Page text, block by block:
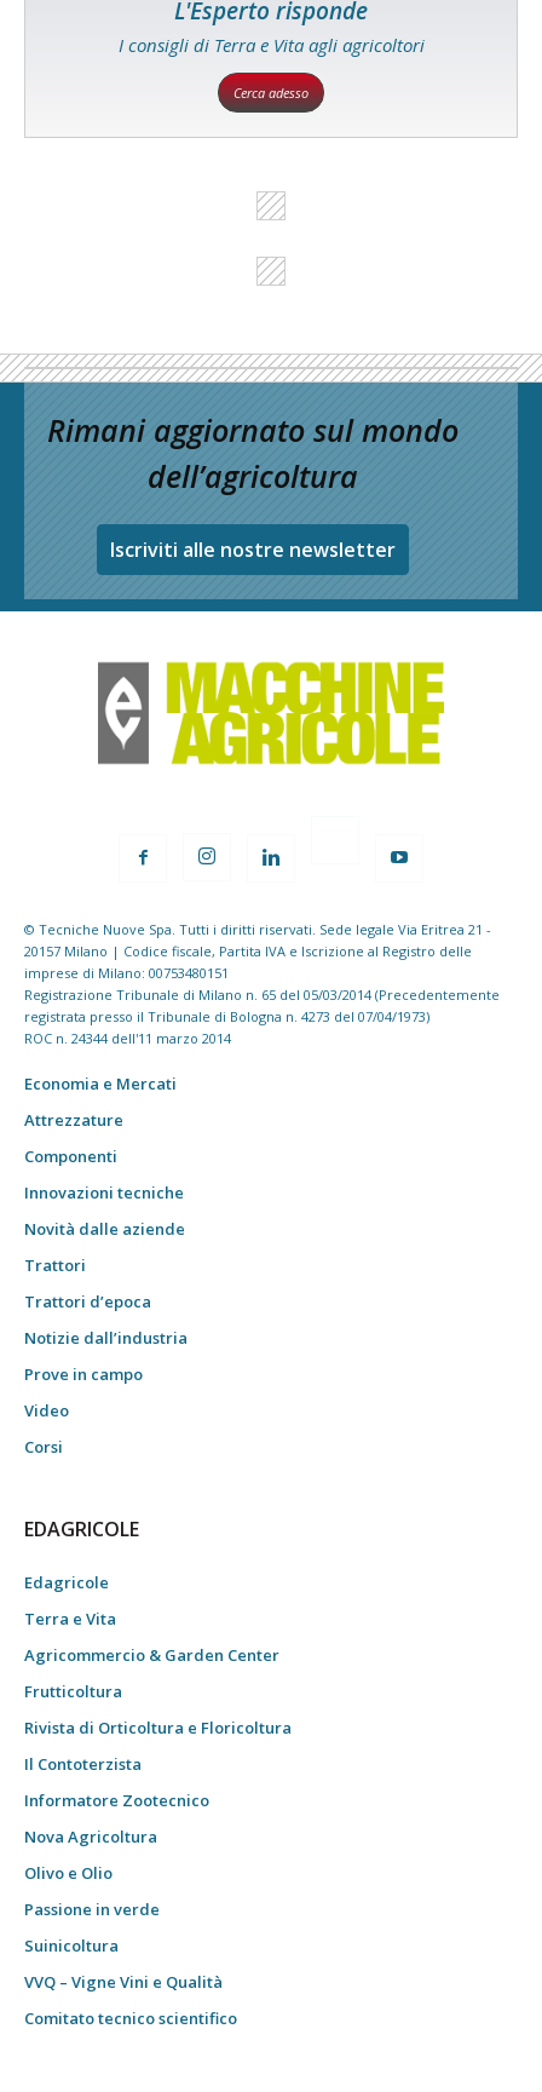
L'Esperto risponde
I consigli di Terra e Vita agli agricoltori
Cerca adesso
Rimani aggiornato sul mondo
dell’agricoltura
Iscriviti alle nostre newsletter
© Tecniche Nuove Spa. Tutti i diritti riservati. Sede legale Via Eritrea 21 -
20157 Milano | Codice fiscale, Partita IVA e Iscrizione al Registro delle
imprese di Milano: 00753480151
Registrazione Tribunale di Milano n. 65 del 05/03/2014 (Precedentemente
registrata presso il Tribunale di Bologna n. 4273 del 07/04/1973)
ROC n. 24344 dell'11 marzo 2014
Economia e Mercati
Attrezzature
Componenti
Innovazioni tecniche
Novità dalle aziende
Trattori
Trattori d’epoca
Notizie dall’industria
Prove in campo
Video
Corsi
EDAGRICOLE
Edagricole
Terra e Vita
Agricommercio & Garden Center
Frutticoltura
Rivista di Orticoltura e Floricoltura
Il Contoterzista
Informatore Zootecnico
Nova Agricoltura
Olivo e Olio
Passione in verde
Suinicoltura
VVQ – Vigne Vini e Qualità
Comitato tecnico scientifico